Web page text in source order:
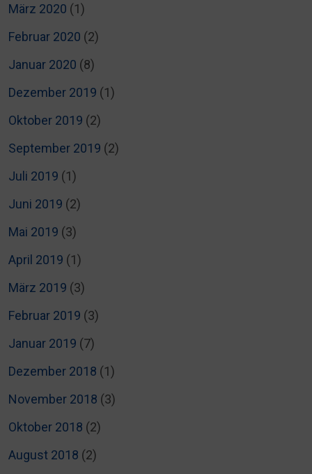
März 2020 (1)
Februar 2020 (2)
Januar 2020 (8)
Dezember 2019 (1)
Oktober 2019 (2)
September 2019 (2)
Juli 2019 (1)
Juni 2019 (2)
Mai 2019 (3)
April 2019 (1)
März 2019 (3)
Februar 2019 (3)
Januar 2019 (7)
Dezember 2018 (1)
November 2018 (3)
Oktober 2018 (2)
August 2018 (2)